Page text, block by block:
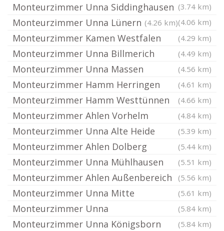
(3.74 km)
Monteurzimmer Unna Siddinghausen
(4.06 km)
Monteurzimmer Unna Lünern (4.26 km)
Monteurzimmer Kamen Westfalen (4.29 km)
Monteurzimmer Unna Billmerich (4.49 km)
Monteurzimmer Unna Massen (4.56 km)
Monteurzimmer Hamm Herringen (4.61 km)
Monteurzimmer Hamm Westtünnen (4.66 km)
Monteurzimmer Ahlen Vorhelm (4.84 km)
Monteurzimmer Unna Alte Heide (5.39 km)
Monteurzimmer Ahlen Dolberg (5.44 km)
Monteurzimmer Unna Mühlhausen (5.51 km)
Monteurzimmer Ahlen Außenbereich (5.56 km)
Monteurzimmer Unna Mitte (5.61 km)
Monteurzimmer Unna (5.84 km)
Monteurzimmer Unna Königsborn (5.84 km)